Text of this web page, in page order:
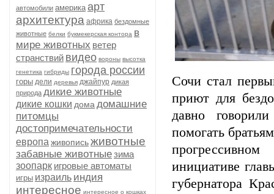
автомобили америка арт
архитектура африка бездомные
животные белки букмекерская контора в
мире животных ветер
странствий видео вороны высотка
генетика гибриды города россии
горы дели деревья джайпур дикая
природа дикие животные
дикие кошки дома домашние
питомцы
достопримечательности
европа живописьживотные
забавные животныезима
зоопарк игровые автоматы
игры израиль индия
интересное интересное о кошках
Сочи стал
приют для
давно
помогать
инициативе
губернатора